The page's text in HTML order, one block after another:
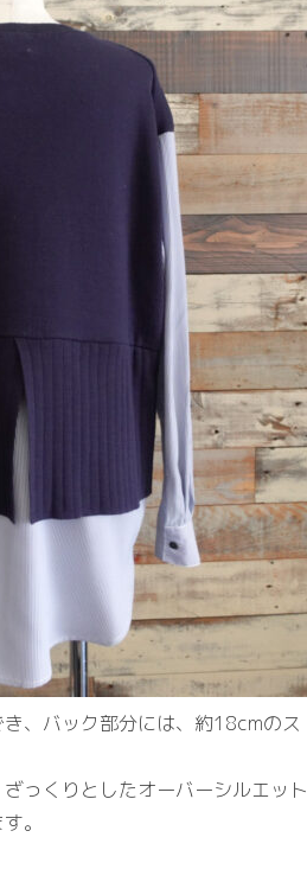
、バック部分には、約18cmのス
っくりとしたオーバーシルエット
。